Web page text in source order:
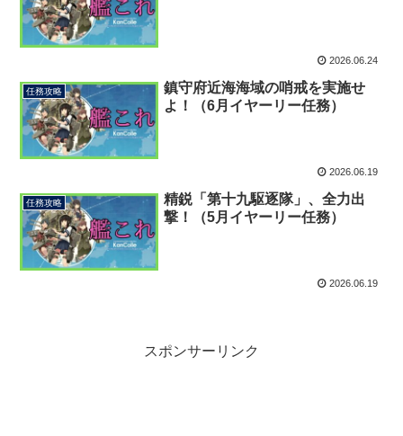
2026.06.24
任務攻略
鎮守府近海海域の哨戒を実施せ
よ！（6月イヤーリー任務）
2026.06.19
任務攻略
精鋭「第十九駆逐隊」、全力出
撃！（5月イヤーリー任務）
2026.06.19
スポンサーリンク